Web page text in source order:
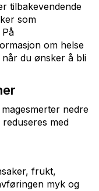
tilbakevendende
som
om helse
du ønsker å bli
nedre
med
frukt,
myk og